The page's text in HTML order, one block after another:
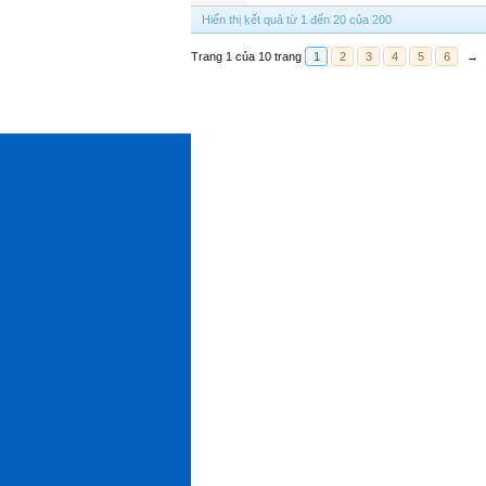
Hiển thị kết quả từ 1 đến 20 của 200
Trang 1 của 10 trang 1 2 3 4 5 6 →